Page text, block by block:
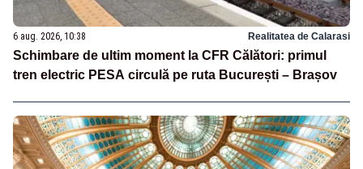
6 aug. 2026, 10:38 Realitatea de Calarasi
Schimbare de ultim moment la CFR Călători: primul
tren electric PESA circulă pe ruta București – Brașov